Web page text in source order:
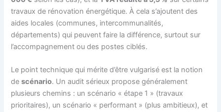
travaux de rénovation énergétique. À cela s’ajoutent des
aides locales (communes, intercommunalités,
départements) qui peuvent faire la différence, surtout sur
l’accompagnement ou des postes ciblés.
Le point technique qui mérite d’être vulgarisé est la notion
descénario. Un audit sérieux propose généralement
plusieurs chemins : un scénario « étape 1 » (travaux
prioritaires), un scénario « performant » (plus ambitieux), et